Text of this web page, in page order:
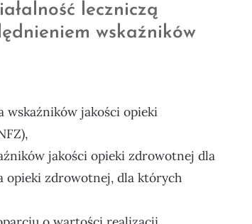
leczniczą
wskaźników
jakości opieki
jakości opieki zdrowotnej dla
opieki zdrowotnej, dla których